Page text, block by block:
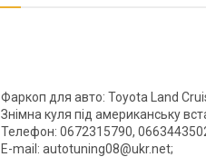
Фаркоп для авто: Toyota Land
Знімна куля під американську
Телефон: 0672315790,
Е-mail: autotuning08@ukr.net;